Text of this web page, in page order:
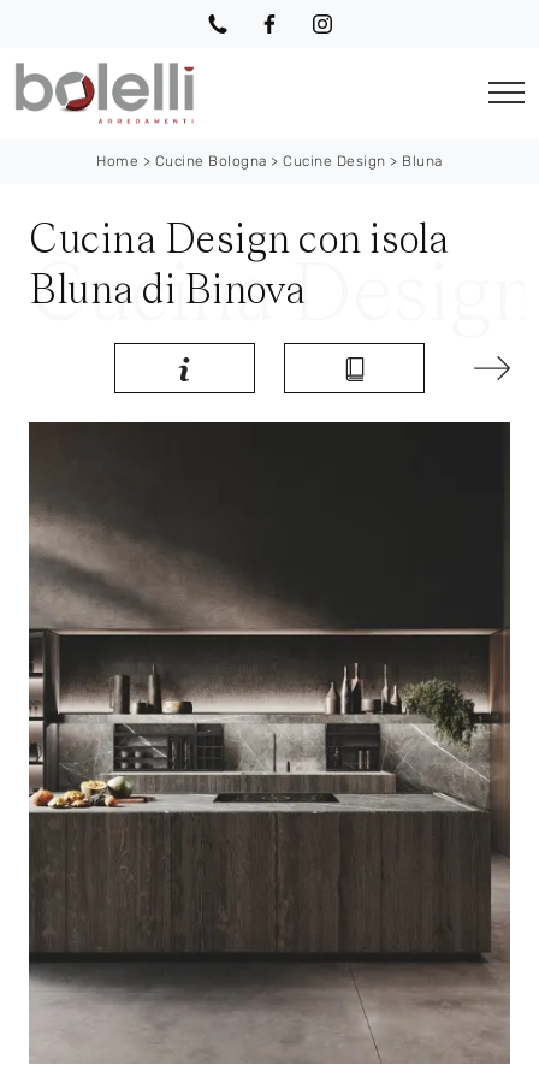
Home > Cucine Bologna >Cucine Design > Bluna
Cucina Design con isola
Bluna di Binova